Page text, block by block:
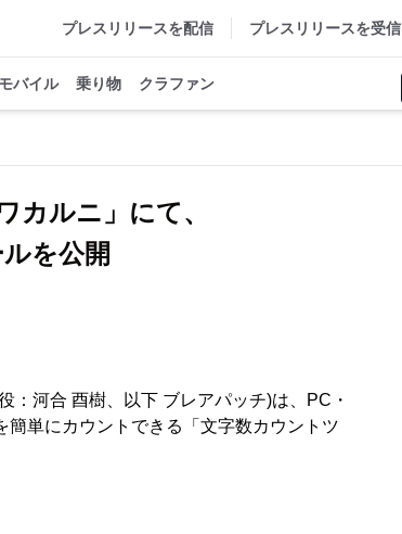
プレスリリースを配信 プレスリリースを受信
モバイル 乗り物 クラファン
カルニ」にて、
を公開
：河合 酉樹、以下 ブレアパッチ)は、PC・
単にカウントできる「文字数カウントツ